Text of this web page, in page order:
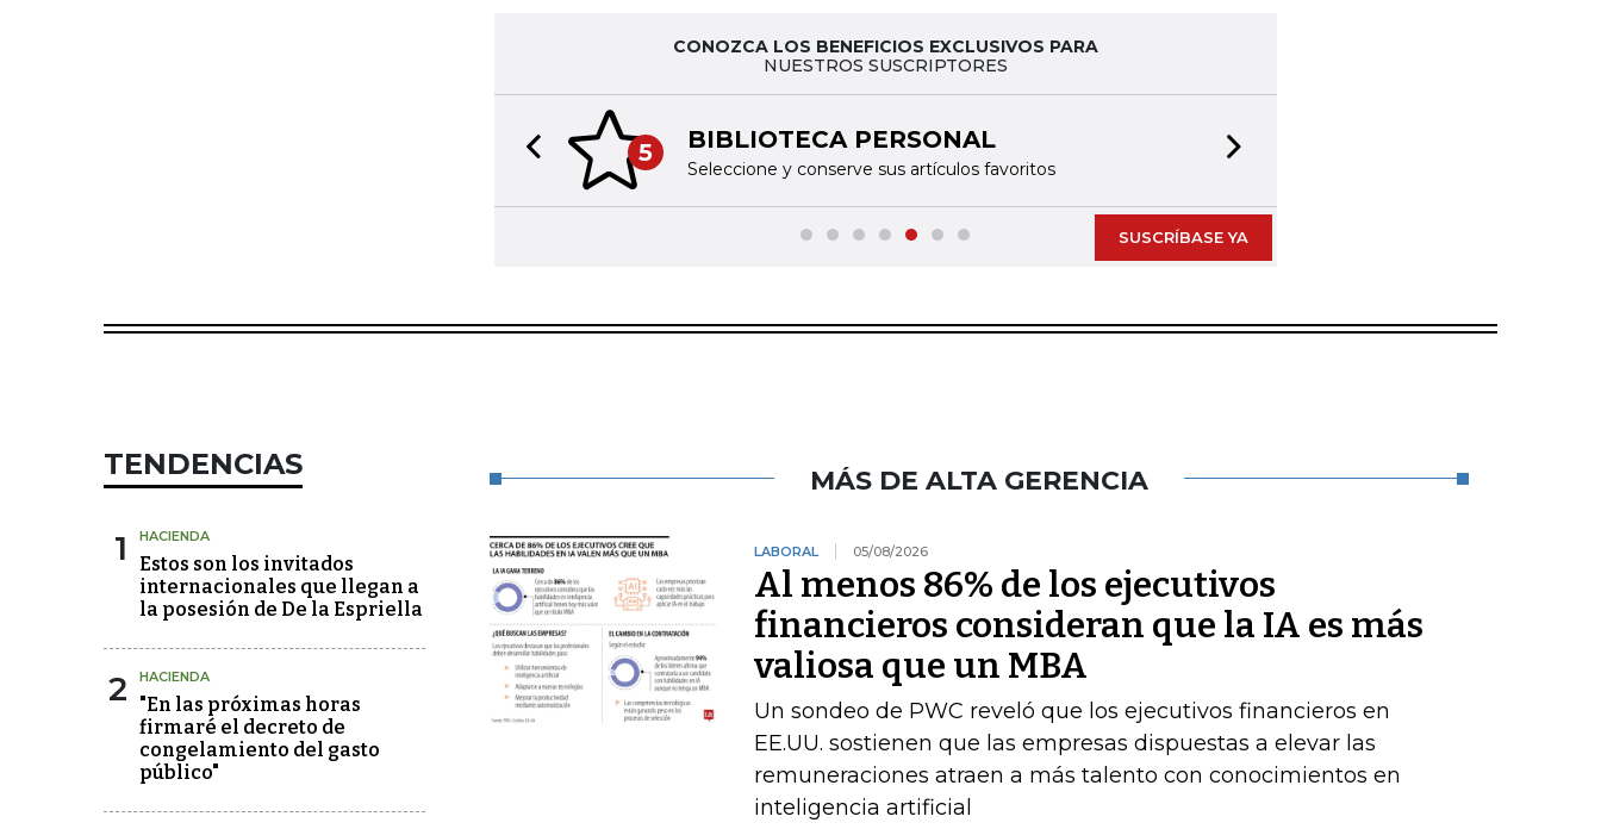
CONOZCA LOS BENEFICIOS EXCLUSIVOS PARA
NUESTROS SUSCRIPTORES
5 BIBLIOTECA PERSONAL
Seleccione y conserve sus artículos favoritos
Previous slide
SUSCRÍBASE YA
TENDENCIAS
1 HACIENDA
Estos son los invitados
internacionales que llegan a
la posesión de De la Espriella
2 HACIENDA
"En las próximas horas
firmaré el decreto de
congelamiento del gasto
público"
MÁS DE ALTA GERENCIA
LABORAL 05/08/2026
Al menos 86% de los ejecutivos
financieros consideran que la IA es más
valiosa que un MBA
Un sondeo de PWC reveló que los ejecutivos financieros en
EE.UU. sostienen que las empresas dispuestas a elevar las
remuneraciones atraen a más talento con conocimientos en
inteligencia artificial